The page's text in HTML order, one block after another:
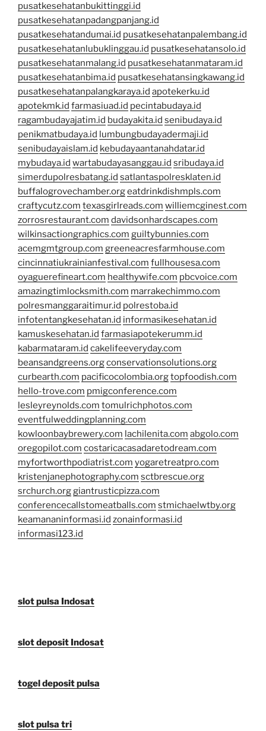
pusatkesehatanbukittinggi.id
pusatkesehatanpadangpanjang.id
pusatkesehatandumai.id pusatkesehatanpalembang.id
pusatkesehatanlubuklinggau.id pusatkesehatansolo.id
pusatkesehatanmalang.id pusatkesehatanmataram.id
pusatkesehatanbima.id pusatkesehatansingkawang.id
pusatkesehatanpalangkaraya.id apotekerku.id
apotekmk.id farmasiuad.id pecintabudaya.id
ragambudayajatim.id budayakita.id senibudaya.id
penikmatbudaya.id lumbungbudayadermaji.id
senibudayaislam.id kebudayaantanahdatar.id
mybudaya.id wartabudayasanggau.id sribudaya.id
simerdupolresbatang.id satlantaspolresklaten.id
buffalogrovechamber.orgeatdrinkdishmpls.com
craftycutz.com texasgirlreads.com williemcginest.com
zorrosrestaurant.com davidsonhardscapes.com
wilkinsactiongraphics.com guiltybunnies.com
acemgmtgroup.com greeneacresfarmhouse.com
cincinnatiukrainianfestival.com fullhousesa.com
oyaguerefineart.com healthywife.com pbcvoice.com
amazingtimlocksmith.com marrakechimmo.com
polresmanggaraitimur.id polrestoba.id
infotentangkesehatan.id informasikesehatan.id
kamuskesehatan.id farmasiapotekerumm.id
kabarmataram.id cakelifeeveryday.com
beansandgreens.orgconservationsolutions.org
curbearth.com pacificocolombia.orgtopfoodish.com
hello-trove.com pmigconference.com
lesleyreynolds.com tomulrichphotos.com
eventfulweddingplanning.com
kowloonbaybrewery.com lachilenita.com abgolo.com
oregopilot.com costaricacasadaretodream.com
myfortworthpodiatrist.com yogaretreatpro.com
kristenjanephotography.com sctbrescue.org
srchurch.orggiantrusticpizza.com
conferencecallstomeatballs.com stmichaelwtby.org
keamananinformasi.id zonainformasi.id
informasi123.id
slot pulsa Indosat
slot deposit Indosat
togel deposit pulsa
slot pulsa tri